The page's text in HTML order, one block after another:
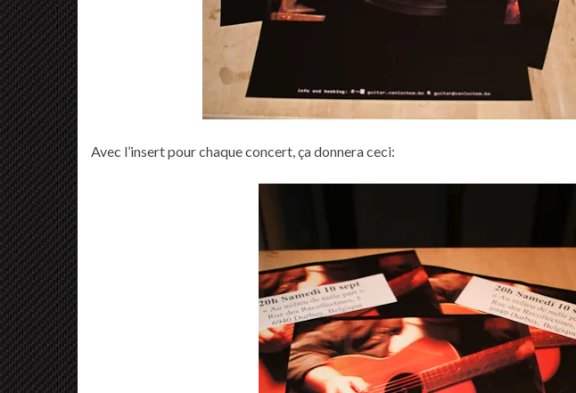
Avec l’insert pour chaque concert, ça donnera ceci: